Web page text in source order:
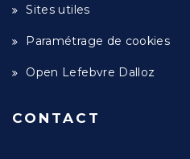
Sites utiles
Paramétrage de cookies
Open Lefebvre Dalloz
CONTACT